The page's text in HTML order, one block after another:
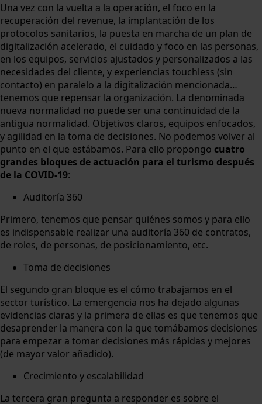
Una vez con la vuelta a la operación, el foco en la
recuperación del revenue, la implantación de los
protocolos sanitarios, la puesta en marcha de un plan de
digitalización acelerado, el cuidado y foco en las personas,
en los equipos, servicios ajustados y personalizados a las
necesidades del cliente, y experiencias touchless (sin
contacto) en paralelo a la digitalización mencionada…
tenemos que repensar la organización. La denominada
nueva normalidad no puede ser una continuidad de la
antigua normalidad. Objetivos claros, equipos enfocados,
y agilidad en la toma de decisiones. No podemos volver al
punto en el que estábamos. Para ello propongo cuatro
grandes bloques de actuación para el turismo después
de la COVID-19:
Auditoría 360
Primero, tenemos que pensar quiénes somos y para ello
es indispensable realizar una auditoría 360 de contratos,
de roles, de personas, de posicionamiento, etc.
Toma de decisiones
El segundo gran bloque es el cómo trabajamos en el
sector turístico. La emergencia nos ha dejado algunas
evidencias claras y la primera de ellas es que tenemos que
desaprender la manera con la que tomábamos decisiones
para empezar a tomar decisiones más rápidas y mejores
(de mayor valor añadido).
Crecimiento y escalabilidad
La tercera gran pregunta a responder es sobre el